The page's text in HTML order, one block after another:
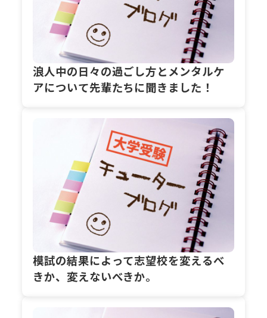
浪人中の日々の過ごし方とメンタルケ
アについて先輩たちに聞きました！
模試の結果によって志望校を変えるべ
きか、変えないべきか。